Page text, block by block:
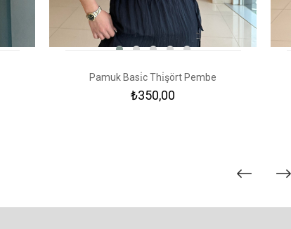
Pamuk Basi̇c Thi̇şört Pembe
₺350,00